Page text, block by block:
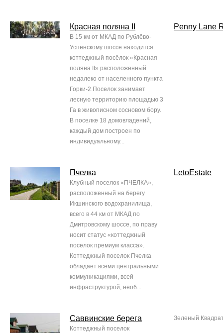
Красная поляна II
В 15 км от МКАД по Рублёво-
Успенскому шоссе находится
коттеджный посёлок «Красная
поляна II» расположенный
недалеко от населенного пункта
Горки-2.Поселок занимает
лесную территорию площадью 3
Га в живописном сосновом бору.
В поселке 18 домовладений,
каждый дом построен по
индивидуальному...
Penny Lane
Пчелка
Клубный поселок «ПЧЕЛКА»,
расположенный на берегу
Икшинского водохранилища,
всего в 44 км от МКАД по
Дмитровскому шоссе, по праву
носит статус «коттеджный
поселок премиум класса».
Коттеджный поселок Пчелка
обладает всеми центральными
коммуникациями, всей
инфраструктурой, необ...
LetoEstate
Саввинские берега
Коттеджный поселок
Зеленый